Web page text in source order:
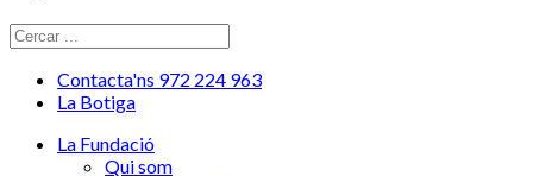
Contacta'ns 972 224 963
La Botiga
La Fundació
Qui som